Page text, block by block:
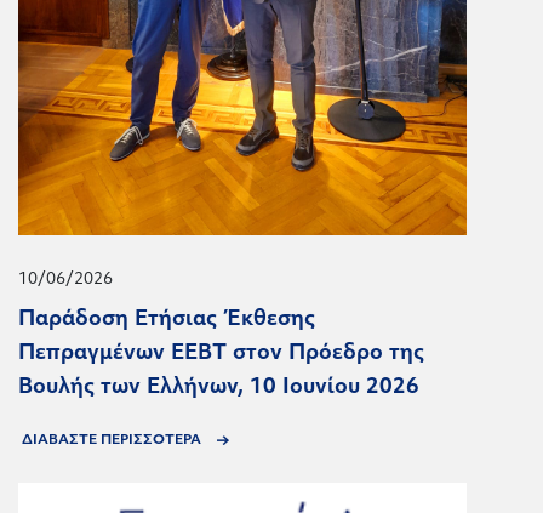
10/06/2026
Παράδοση Ετήσιας Έκθεσης
Πεπραγμένων ΕΕΒΤ στον Πρόεδρο της
Βουλής των Ελλήνων, 10 Ιουνίου 2026
ΔΙΑΒΑΣΤΕ ΠΕΡΙΣΣΟΤΕΡΑ